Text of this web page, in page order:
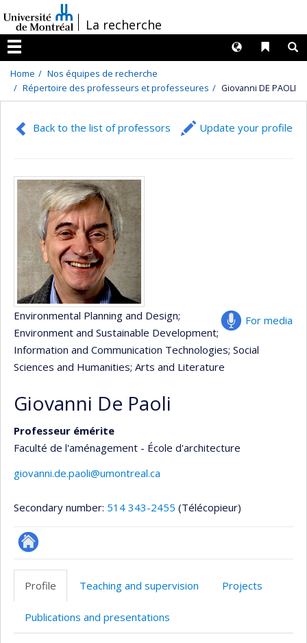
au
contenu
/La recherche
Menu
Liens
Langues
Home
Nos équipes de recherche
Répertoire des professeurs et professeures
Giovanni DE PAOLI
Back to the list of professors Update your profile
For media
Environmental Planning and Design;
Environment and Sustainable Development;
Information and Communication Technologies; Social
Sciences and Humanities; Arts and Literature
Giovanni De Paoli
Professeur émérite
Faculté de l'aménagement - École d'architecture
giovanni.de.paoli@umontreal.ca
Secondary number: 514 343-2455 (Télécopieur)
Site
l’unité
de
Profile Teaching and supervision Projects
Publications and presentations